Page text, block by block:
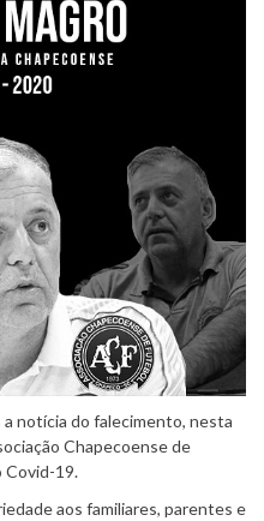
notícia do falecimento, nesta
Chapecoense de
Covid-19.
aos familiares, parentes e